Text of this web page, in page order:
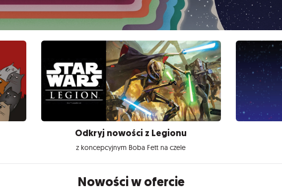
Odkryj nowości z Legionu
z koncepcyjnym Boba Fett na czele
Nowości w ofercie